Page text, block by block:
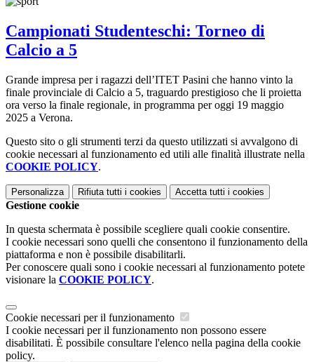
Campionati Studenteschi: Torneo di
Calcio a 5
Grande impresa per i ragazzi dell’ITET Pasini che hanno vinto la
finale provinciale di Calcio a 5, traguardo prestigioso che li proietta
ora verso la finale regionale, in programma per oggi 19 maggio
2025 a Verona.
Questo sito o gli strumenti terzi da questo utilizzati si avvalgono di
cookie necessari al funzionamento ed utili alle finalità illustrate nella
COOKIE POLICY.
Personalizza Rifiuta tutti i cookies Accetta tutti i cookies
Gestione cookie
In questa schermata è possibile scegliere quali cookie consentire.
I cookie necessari sono quelli che consentono il funzionamento della
piattaforma e non è possibile disabilitarli.
Per conoscere quali sono i cookie necessari al funzionamento potete
visionare la COOKIE POLICY.
Cookie necessari per il funzionamento
I cookie necessari per il funzionamento non possono essere
disabilitati. È possibile consultare l'elenco nella pagina della cookie
policy.